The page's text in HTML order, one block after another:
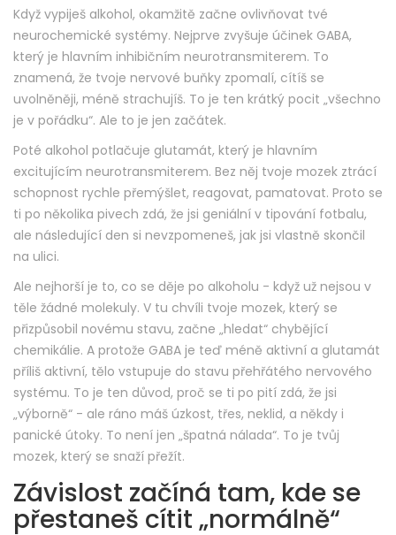
Když vypiješ alkohol, okamžitě začne ovlivňovat tvé
neurochemické systémy. Nejprve zvyšuje účinek GABA,
který je hlavním inhibičním neurotransmiterem. To
znamená, že tvoje nervové buňky zpomalí, cítíš se
uvolněněji, méně strachujíš. To je ten krátký pocit „všechno
je v pořádku“. Ale to je jen začátek.
Poté alkohol potlačuje glutamát, který je hlavním
excitujícím neurotransmiterem. Bez něj tvoje mozek ztrácí
schopnost rychle přemýšlet, reagovat, pamatovat. Proto se
ti po několika pivech zdá, že jsi geniální v tipování fotbalu,
ale následující den si nevzpomeneš, jak jsi vlastně skončil
na ulici.
Ale nejhorší je to, co se děje po alkoholu - když už nejsou v
těle žádné molekuly. V tu chvíli tvoje mozek, který se
přizpůsobil novému stavu, začne „hledat“ chybějící
chemikálie. A protože GABA je teď méně aktivní a glutamát
příliš aktivní, tělo vstupuje do stavu přehřátého nervového
systému. To je ten důvod, proč se ti po pití zdá, že jsi
„výborně“ - ale ráno máš úzkost, třes, neklid, a někdy i
panické útoky. To není jen „špatná nálada“. To je tvůj
mozek, který se snaží přežít.
Závislost začíná tam, kde se
přestaneš cítit „normálně“